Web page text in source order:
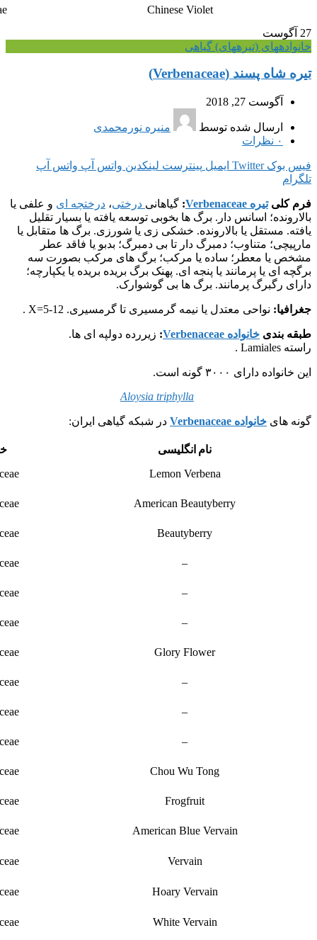
Chinese Violet
27 آگوست
خانواده‎های (تیره‎های) گیاهی
تیره شاه پسند (Verbenaceae)
آگوست 27, 2018
ارسال شده توسط
منیره نورمحمدی
۰ نظرات
فیس بوک Twitter ایمیل پینترست لینکدین واتس آپ واتس آپ
تلگرام
فرم کلیتیره Verbenaceae : گیاهانی درختی، درختچه ای و علفی یا
بالارونده؛ اسانس دار. برگ ها بخوبی توسعه یافته یا بسیار تقلیل
یافته. مستقل یا بالارونده. خشکی زی یا شورزی. برگ ها متقابل یا
مارپیچی؛ متناوب؛ دمبرگ دار تا بی دمبرگ؛ بدبو یا فاقد عطر
مشخص یا معطر؛ ساده یا مرکب؛ برگ های مرکب بصورت سه
برگچه ای یا پرمانند یا پنجه ای. پهنک برگ بریده بریده یا یکپارچه؛
دارای رگبرگ پرمانند. برگ ها بی گوشوارک.
جغرافیا: نواحی معتدل یا نیمه گرمسیری تا گرمسیری. X=5-12 .
طبقه بندی خانواده Verbenaceae : زیررده دولپه ای ها.
راسته Lamiales .
این خانواده دارای ۳۰۰۰ گونه است.
Aloysia triphylla
گونه های خانواده Verbenaceae در شبکه گیاهی ایران:
نام انگلیسی
Lemon Verbena
American Beautyberry
Beautyberry
–
–
–
Glory Flower
–
–
–
Chou Wu Tong
Frogfruit
American Blue Vervain
Vervain
Hoary Vervain
White Vervain